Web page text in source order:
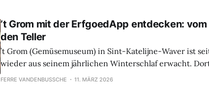
’t Grom mit der ErfgoedApp entdecken:
den Teller
’t Grom (Gemüsemuseum) in Sint-Katelijne-Waver ist
wieder aus seinem jährlichen Winterschlaf erwacht.
über die Geschichte dieser Kulturerbestätte sowie über
FERRE VANDENBUSSCHE 11. MÄRZ 2026